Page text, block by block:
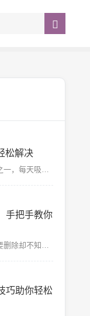
松解决
抖音作为全球最受欢迎的短视频平台之一，每天吸引着数以亿计的用户使用，但有时候我们可能会因为各种原因选...
手把手教你
你是否遇到过发布在抖音上的作品想要删除却不知如何操作？本文将详细为你讲解抖音作品删除的具体步骤，帮助...
巧助你轻松